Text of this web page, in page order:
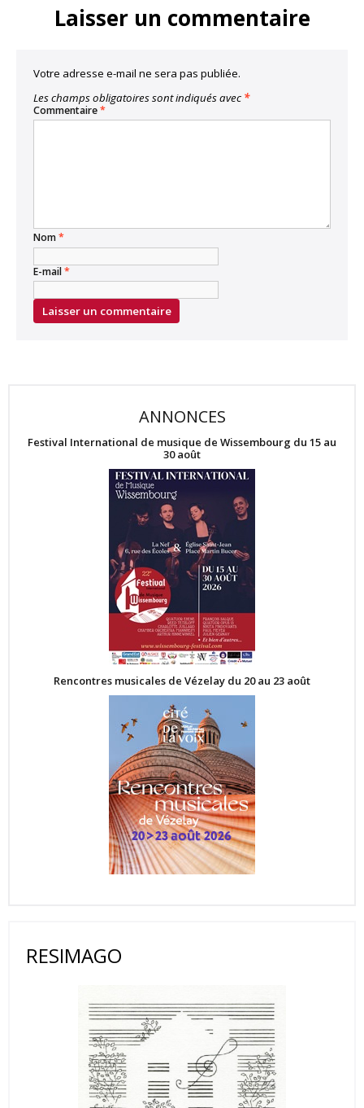
Laisser un commentaire
Votre adresse e-mail ne sera pas publiée.
Les champs obligatoires sont indiqués avec *
Commentaire*
Nom*
E-mail*
ANNONCES
Festival International de musique de Wissembourg du 15 au
30 août
Rencontres musicales de Vézelay du 20 au 23 août
RESIMAGO